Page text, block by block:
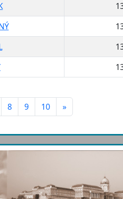
8 9 10 »